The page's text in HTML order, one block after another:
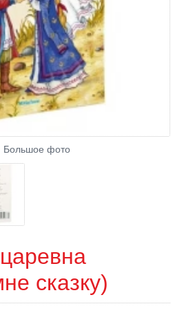
Большое фото
сказку)